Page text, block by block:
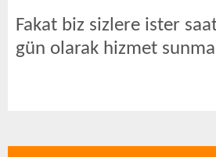
Fakat biz sizlere ister
gün olarak hizmet